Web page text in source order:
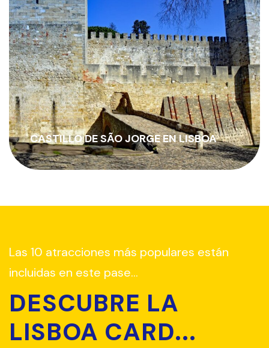
PANTEÓN NACIONAL DE LISBOA
Las 10 atracciones más populares están
incluidas en este pase...
DESCUBRE LA
LISBOA CARD...